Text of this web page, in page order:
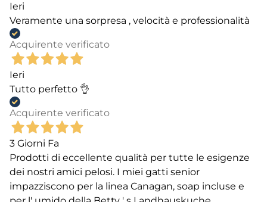
Ieri
Veramente una sorpresa , velocità e professionalità
Acquirente verificato
Ieri
Tutto perfetto 👌
Acquirente verificato
3 Giorni Fa
Prodotti di eccellente qualità per tutte le esigenze
dei nostri amici pelosi. I miei gatti senior
impazziscono per la linea Canagan, soap incluse e